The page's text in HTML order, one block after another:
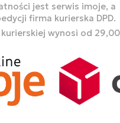
jest serwis imoje, a
firma kurierska DPD.
wynosi od